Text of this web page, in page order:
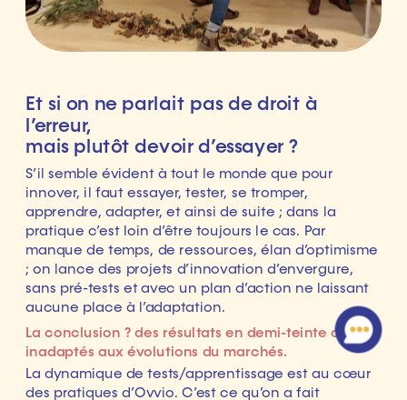
Et si on ne parlait pas de droit à
l’erreur,
mais plutôt devoir d’essayer ?
S’il semble évident à tout le monde que pour
innover, il faut essayer, tester, se tromper,
apprendre, adapter, et ainsi de suite ; dans la
pratique c’est loin d’être toujours le cas. Par
manque de temps, de ressources, élan d’optimisme
; on lance des projets d’innovation d’envergure,
sans pré-tests et avec un plan d’action ne laissant
La conclusion ? des résultats en demi-teinte ou
La dynamique de tests/apprentissage est au cœur
des pratiques d’Ovvio. C’est ce qu’on a fait